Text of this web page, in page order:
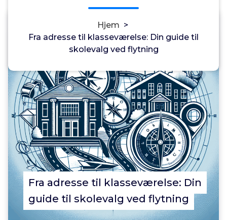
Hjem >
Fra adresse til klasseværelse: Din guide til
skolevalg ved flytning
Fra adresse til klasseværelse: Din
guide til skolevalg ved flytning
0